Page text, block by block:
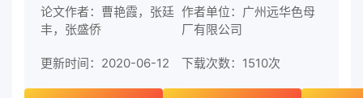
论文作者：曹艳霞，张廷
丰，张盛侨
作者单位：广州远华色母
厂有限公司
更新时间：2020-06-12 下载次数： 1510次